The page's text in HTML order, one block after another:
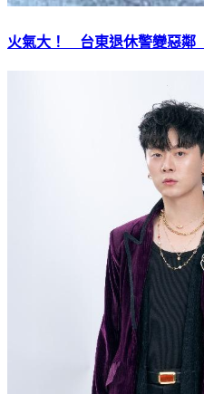
火氣大！ 台東退休警變惡鄰